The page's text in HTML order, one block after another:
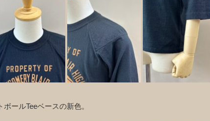
ールTeeベースの新色。